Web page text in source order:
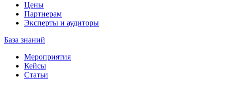
Цены
Партнерам
Эксперты и аудиторы
База знаний
Мероприятия
Кейсы
Статьи